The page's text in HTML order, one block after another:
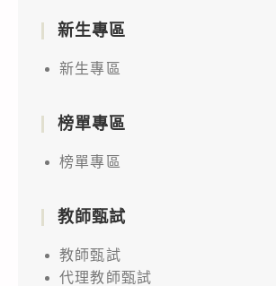
新生專區
新生專區
榜單專區
榜單專區
教師甄試
教師甄試
代理教師甄試